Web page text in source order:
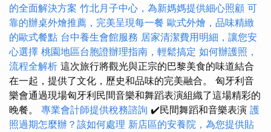
的全面解決方案 竹北月子中心，為新媽媽提供細心照顧 可
靠的辦桌外燴推薦，完美呈現每一餐 歐式外燴，品味精緻
的歐式餐點 台中養生會館服務 居家清潔費用明細，讓您安
心選擇 桃園地區台胞證辦理指南，輕鬆搞定 如何辦護照，
流程全解析 這次旅行將觀光與正宗的巴黎美食的味道結合
在一起，提供了文化，歷史和品味的完美融合。 匈牙利音
樂會通過現場匈牙利民間音樂和舞蹈表演組織了這場精彩的
晚餐。 專業會計師提供稅務諮詢 ✔️民間舞蹈和音樂表演 護
照過期怎麼辦？該如何處理 新店區的安養院，為您提供貼